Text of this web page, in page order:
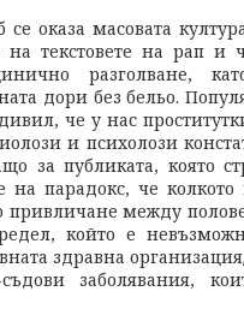
оказа масовата
текстовете на рап и
разголване,
дори без бельо.
че у нас
и психолози
за публиката, която
парадокс, че колкото
привличане между
който е
здравна
заболявания,